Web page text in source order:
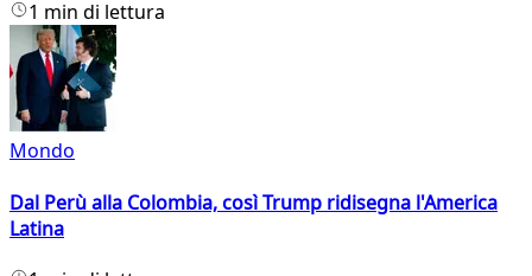
1 min di lettura
Mondo
Dal Perù alla Colombia, così Trump ridisegna l'America
Latina